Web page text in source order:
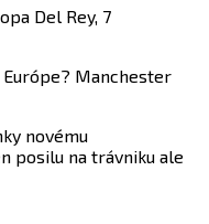
Del Rey, 7
Manchester
novému
posilu na trávniku ale